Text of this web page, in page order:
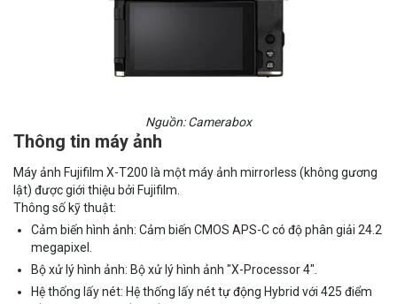
Nguồn: Camerabox
Thông tin máy ảnh
Máy ảnh Fujifilm X-T200 là một máy ảnh mirrorless (không gương
lật) được giới thiệu bởi Fujifilm.
Thông số kỹ thuật:
Cảm biến hình ảnh: Cảm biến CMOS APS-C có độ phân giải 24.2
megapixel.
Bộ xử lý hình ảnh: Bộ xử lý hình ảnh "X-Processor 4".
Hệ thống lấy nét: Hệ thống lấy nét tự động Hybrid với 425 điểm